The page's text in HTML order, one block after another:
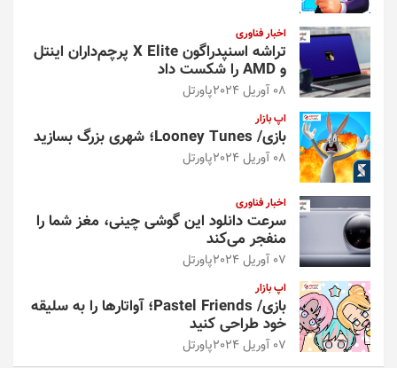
اخبار فناوری
تراشه اسنپدراگون X Elite پرچم‌داران اینتل
و AMD را شکست داد
08 آوریل 2024 پاورتل
اپ بازار
بازی/ Looney Tunes؛ شهری بزرگ بسازید
08 آوریل 2024 پاورتل
اخبار فناوری
سرعت دانلود این گوشی چینی، مغز شما را
منفجر می‌کند
07 آوریل 2024 پاورتل
اپ بازار
بازی/ Pastel Friends؛ آواتارها را به سلیقه
خود طراحی کنید
07 آوریل 2024 پاورتل